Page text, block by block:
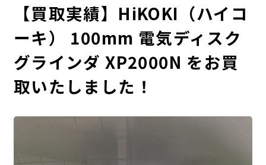
【買取実績】HiKOKI（ハイコ
ーキ） 100mm 電気ディスク
グラインダ XP2000N をお買
取いたしました！